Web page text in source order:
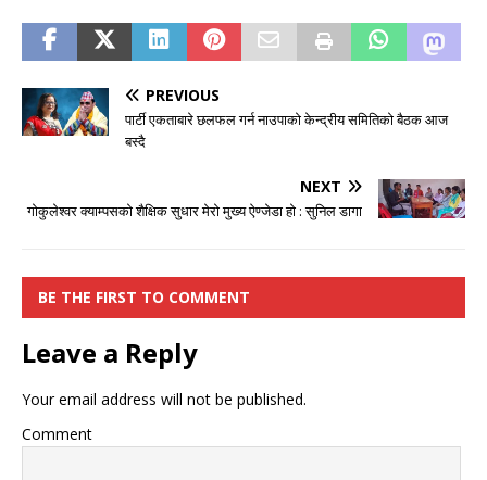
PREVIOUS
पार्टी एकताबारे छलफल गर्न नाउपाको केन्द्रीय समितिको बैठक आज
बस्दै
NEXT
गोकुलेश्वर क्याम्पसको शैक्षिक सुधार मेरो मुख्य ऐण्जेडा हो : सुनिल डागा
BE THE FIRST TO COMMENT
Leave a Reply
Your email address will not be published.
Comment